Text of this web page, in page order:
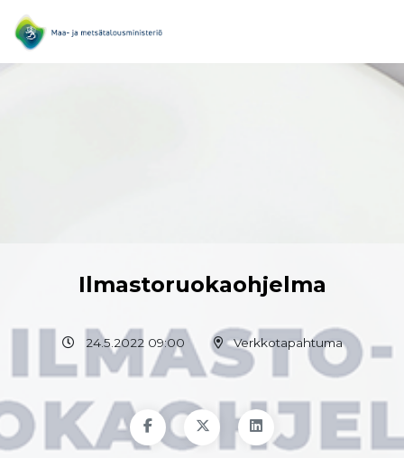
Ilmastoruokaohjelma
24.5.2022 09:00 Verkkotapahtuma